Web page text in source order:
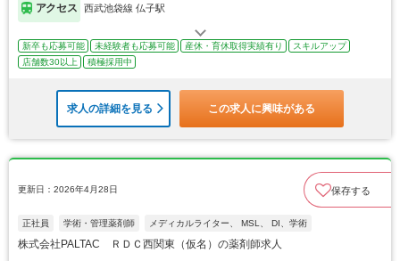
アクセス 西武池袋線 仏子駅
新卒も応募可能 未経験者も応募可能 産休・育休取得実績有り
スキルアップ
店舗数30以上
積極採用中
求人の詳細を見る この求人に興味がある
更新日：2026年4月28日 保存する
正社員 学術・管理薬剤師 メディカルライター、 MSL、 DI、学術
株式会社PALTAC ＲＤＣ西関東（仮名）の薬剤師求人